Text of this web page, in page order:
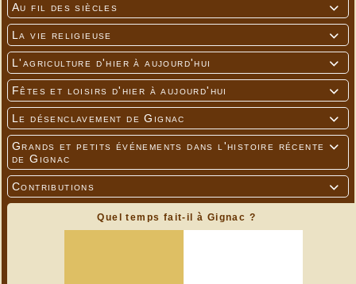

Au fil des siècles

La vie religieuse

L'agriculture d'hier à aujourd'hui

Fêtes et loisirs d'hier à aujourd'hui

Le désenclavement de Gignac

Grands et petits événements dans l'histoire récente
de Gignac

Contributions
Quel temps fait-il à Gignac ?